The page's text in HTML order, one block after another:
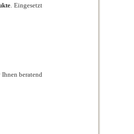
. Eingesetzt
beratend